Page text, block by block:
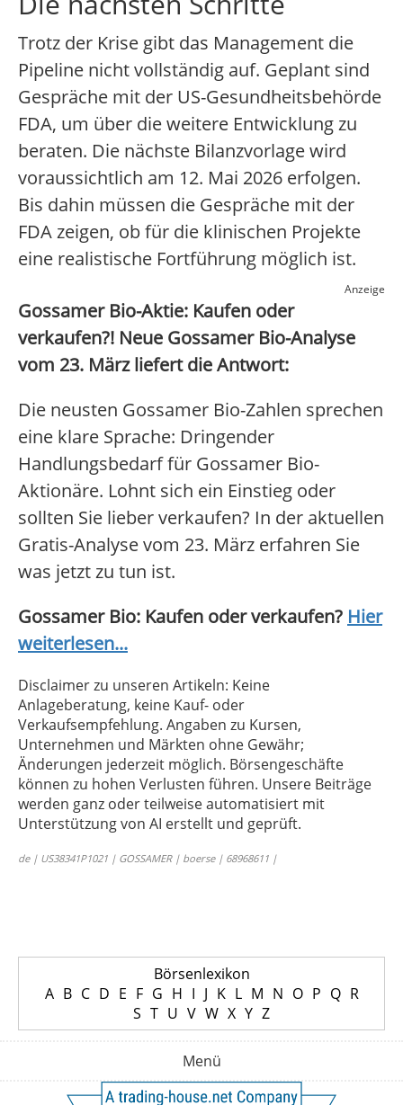
Trotz der Krise gibt das Management die
Pipeline nicht vollständig auf. Geplant sind
Gespräche mit der US-Gesundheitsbehörde
FDA, um über die weitere Entwicklung zu
beraten. Die nächste Bilanzvorlage wird
voraussichtlich am 12. Mai 2026 erfolgen.
Bis dahin müssen die Gespräche mit der
FDA zeigen, ob für die klinischen Projekte
eine realistische Fortführung möglich ist.
Anzeige
Gossamer Bio-Aktie: Kaufen oder
verkaufen?! Neue Gossamer Bio-Analyse
vom 23. März liefert die Antwort:
Die neusten Gossamer Bio-Zahlen sprechen
eine klare Sprache: Dringender
Handlungsbedarf für Gossamer Bio-
Aktionäre. Lohnt sich ein Einstieg oder
sollten Sie lieber verkaufen? In der aktuellen
Gratis-Analyse vom 23. März erfahren Sie
was jetzt zu tun ist.
Gossamer Bio: Kaufen oder verkaufen? Hier
weiterlesen...
Disclaimer zu unseren Artikeln: Keine
Anlageberatung, keine Kauf- oder
Verkaufsempfehlung. Angaben zu Kursen,
Unternehmen und Märkten ohne Gewähr;
Änderungen jederzeit möglich. Börsengeschäfte
können zu hohen Verlusten führen. Unsere Beiträge
werden ganz oder teilweise automatisiert mit
Unterstützung von AI erstellt und geprüft.
de | US38341P1021 | GOSSAMER | boerse | 68968611 |
Börsenlexikon
A B C D E F G H I J K L M N O P Q R
S T U V W X Y Z
Menü